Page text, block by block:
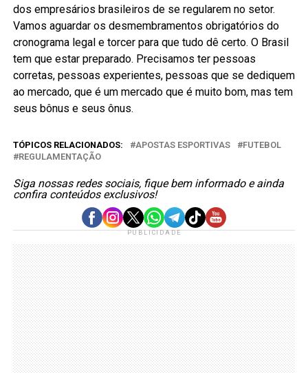
dos empresários brasileiros de se regularem no setor.
Vamos aguardar os desmembramentos obrigatórios do
cronograma legal e torcer para que tudo dê certo. O Brasil
tem que estar preparado. Precisamos ter pessoas
corretas, pessoas experientes, pessoas que se dediquem
ao mercado, que é um mercado que é muito bom, mas tem
seus bônus e seus ônus.
TÓPICOS RELACIONADOS: APOSTAS ESPORTIVAS
FUTEBOL
REGULAMENTAÇÃO
Siga nossas redes sociais, fique bem informado e ainda
confira conteúdos exclusivos!
PUBLICIDADE